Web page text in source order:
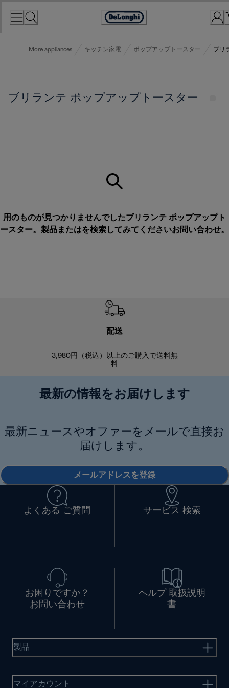
Accessibility
More appliances キッチン家電 ポップアップトースター ブリ
ブリランテ ポップアップトースター
用のものが見つかりませんでしたブリランテ ポップアップト
ースター。製品またはを検索してみてくださいお問い合わせ。
配送
3,980円（税込）以上のご購入で送料無
料
最新の情報をお届けします
最新ニュースやオファーをメールで直接お
届けします。
メールアドレスを登録
よくある ご質問 サービス 検索
お困りですか？
お問い合わせ
ヘルプ 取扱説明
書
製品
マイアカウント